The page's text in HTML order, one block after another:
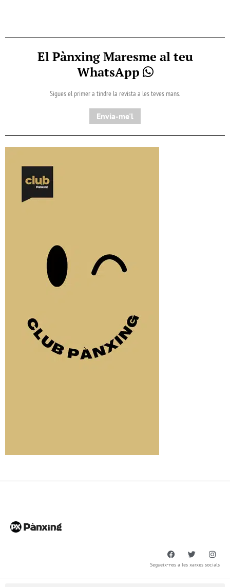
El Pànxing Maresme al teu
WhatsApp
Sigues el primer a tindre la revista a les teves mans.
Envia-me'l
Segueix-nos a les xarxes socials